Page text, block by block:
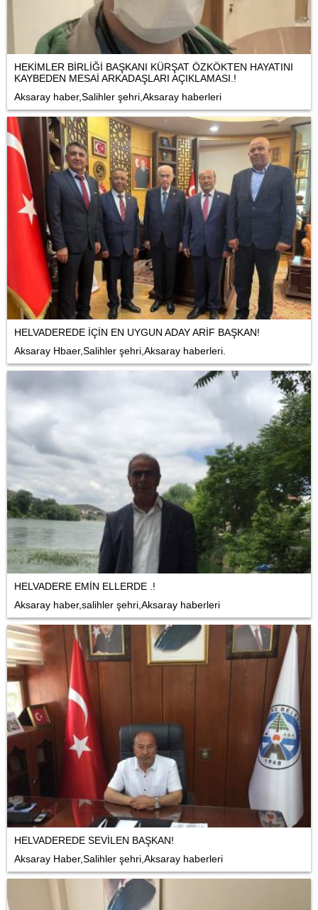
HEKİMLER BİRLİĞİ BAŞKANI KÜRŞAT ÖZKÖKTEN HAYATINI
KAYBEDEN MESAİ ARKADAŞLARI AÇIKLAMASI.!
Aksaray haber,Salihler şehri,Aksaray haberleri
HELVADEREDE İÇİN EN UYGUN ADAY ARİF BAŞKAN!
Aksaray Hbaer,Salihler şehri,Aksaray haberleri.
HELVADERE EMİN ELLERDE .!
Aksaray haber,salihler şehri,Aksaray haberleri
HELVADEREDE SEVİLEN BAŞKAN!
Aksaray Haber,Salihler şehri,Aksaray haberleri